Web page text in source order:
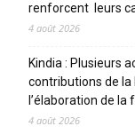
renforcent leurs
4 août 2026
Kindia : Plusieurs
contributions de
l’élaboration de la
4 août 2026